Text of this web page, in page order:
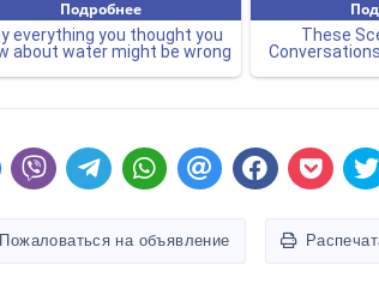
Пожаловаться на объявление